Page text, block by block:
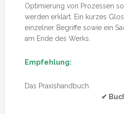
Optimierung von Prozessen
werden erklärt. Ein kurzes
einzelner Begriffe sowie ein
am Ende des Werks.
Empfehlung:
✔
Das Praxishandbuch